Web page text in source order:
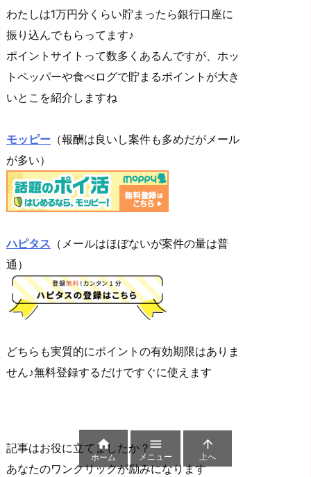
わたしは1万円分くらい貯まったら銀行口座に
振り込んでもらってます♪
ポイントサイトって数多くあるんですが、ホッ
トペッパーや食べログで貯まるポイントが大き
いとこを紹介しますね
モッピー （報酬は良いし案件も多めだがメール
が多い）
ハピタス （メールはほぼないが案件の量は普
通）
どちらも実質的にポイントの有効期限はありま
せん♪無料登録するだけですぐに使えます
記事はお役に立てましたか？
あなたのワンクリックが励みになります

ホーム

メニュー

上へ